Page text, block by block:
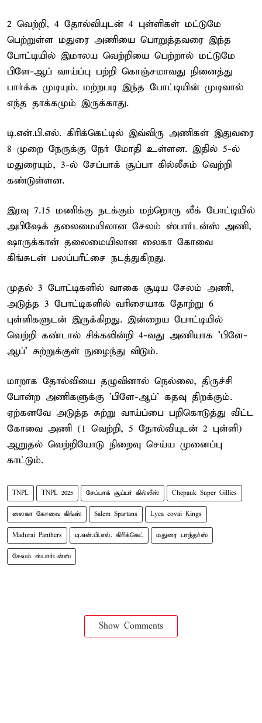
2 வெற்றி, 4 தோல்வியுடன் 4 புள்ளிகள் மட்டுமே
பெற்றுள்ள மதுரை அணியை பொறுத்தவரை இந்த
போட்டியில் இமாலய வெற்றியை பெற்றால் மட்டுமே
பிளே-ஆப் வாய்ப்பு பற்றி கொஞ்சமாவது நினைத்து
பார்க்க முடியும். மற்றபடி இந்த போட்டியின் முடிவால்
எந்த தாக்கமும் இருக்காது.
டி.என்.பி.எல். கிரிக்கெட்டில் இவ்விரு அணிகள் இதுவரை
8 முறை நேருக்கு நேர் மோதி உள்ளன. இதில் 5-ல்
மதுரையும், 3-ல் சேப்பாக் சூப்பா கில்லீசும் வெற்றி
கண்டுள்ளன.
இரவு 7.15 மணிக்கு நடக்கும் மற்றொரு லீக் போட்டியில்
அபிஷேக் தலைமையிலான சேலம் ஸ்பார்டன்ஸ் அணி,
ஷாருக்கான் தலைமையிலான லைகா கோவை
கிங்சுடன் பலப்பரீட்சை நடத்துகிறது.
முதல் 3 போட்டிகளில் வாகை சூடிய சேலம் அணி,
அடுத்த 3 போட்டிகளில் வரிசையாக தோற்று 6
புள்ளிகளுடன் இருக்கிறது. இன்றைய போட்டியில்
வெற்றி கண்டால் சிக்கலின்றி 4-வது அணியாக 'பிளே-
ஆப்' சுற்றுக்குள் நுழைந்து விடும்.
மாறாக தோல்வியை தழுவினால் நெல்லை, திருச்சி
போன்ற அணிகளுக்கு 'பிளே-ஆப்' கதவு திறக்கும்.
ஏற்கனவே அடுத்த சுற்று வாய்ப்பை பறிகொடுத்து விட்ட
கோவை அணி (1 வெற்றி, 5 தோல்வியுடன் 2 புள்ளி)
ஆறுதல் வெற்றியோடு நிறைவு செய்ய முனைப்பு
காட்டும்.
TNPL TNPL 2025 சேப்பாக் சூப்பர் கில்லீஸ் Chepauk Super Gillies
லைகா கோவை கிங்ஸ் Salem Spartans Lyca covai Kings
Madurai Panthers டி.என்.பி.எல். கிரிக்கெட் மதுரை பாந்தர்ஸ்
சேலம் ஸ்பார்டன்ஸ்
Show Comments